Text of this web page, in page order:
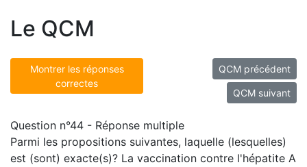
Le QCM
Montrer les réponses
correctes
QCM précédent
QCM suivant
Question n°44 - Réponse multiple
Parmi les propositions suivantes, laquelle (lesquelles)
est (sont) exacte(s)? La vaccination contre l'hépatite A